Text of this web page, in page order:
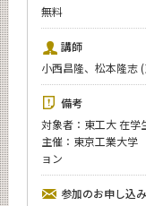
無料
講師
小西昌隆、松本隆志
備考
対象者：東工大 在学
主催：東京工業大
ョン
参加のお申し込み
今後のイベント
年別アーカイブ